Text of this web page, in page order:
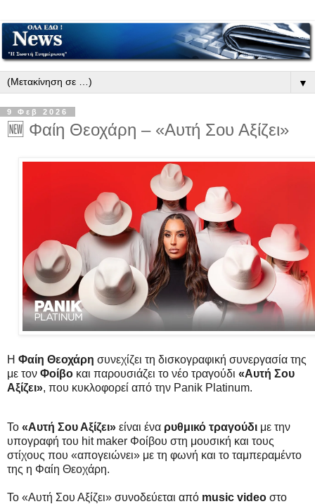
▼
9 Φεβ 2026
🆕 Φαίη Θεοχάρη – «Αυτή Σου Αξίζει»
Η Φαίη Θεοχάρη συνεχίζει τη δισκογραφική συνεργασία της
με τον Φοίβο και παρουσιάζει το νέο τραγούδι «Αυτή Σου
Αξίζει», που κυκλοφορεί από την Panik Platinum.
Το «Αυτή Σου Αξίζει» είναι ένα ρυθμικό τραγούδι με την
υπογραφή του hit maker Φοίβου στη μουσική και τους
στίχους που «απογειώνει» με τη φωνή και το ταμπεραμέντο
της η Φαίη Θεοχάρη.
Το «Αυτή Σου Αξίζει» συνοδεύεται από music video στο